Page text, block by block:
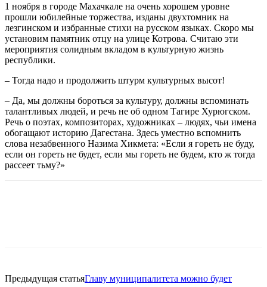
1 ноября в городе Махачкале на очень хорошем уровне
прошли юбилейные торжества, изданы двухтомник на
лезгинском и избранные стихи на русском языках. Скоро мы
установим памятник отцу на улице Котрова. Считаю эти
мероприятия солидным вкладом в культурную жизнь
республики.
– Тогда надо и продолжить штурм культурных высот!
– Да, мы должны бороться за культуру, должны вспоминать
талантливых людей, и речь не об одном Тагире Хурюгском.
Речь о поэтах, композиторах, художниках – людях, чьи имена
обогащают историю Дагестана. Здесь уместно вспомнить
слова незабвенного Назима Хикмета: «Если я гореть не буду,
если он гореть не будет, если мы гореть не будем, кто ж тогда
рассеет тьму?»
Предыдущая статьяГлаву муниципалитета можно будет